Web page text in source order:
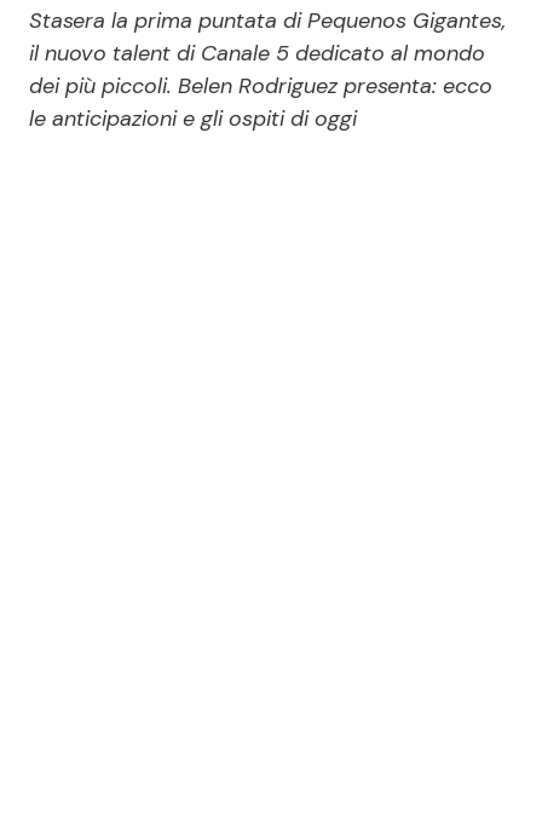
Politica Reality e Talent
Soap Opera
Stasera la prima puntata di Pequenos Gigantes,
il nuovo talent di Canale 5 dedicato al mondo
dei più piccoli. Belen Rodriguez presenta: ecco
le anticipazioni e gli ospiti di oggi